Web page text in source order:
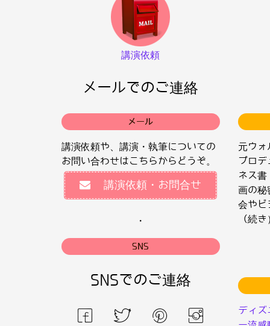
講演依頼
メールでのご連絡
メール
講演依頼や、講演・執筆についての
お問い合わせはこちらからどうぞ。
講演依頼・お問合せ
・
SNS
SNSでのご連絡
元ウ
プロ
ネス
画の秘
会やビ
（続
ディズ